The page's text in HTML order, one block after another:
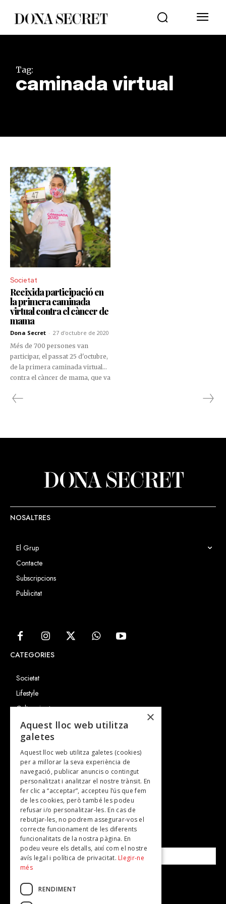
Tag:
caminada virtual
Societat
Reeixida participació en
la primera caminada
virtual contra el càncer de
mama
Dona Secret - 27 d'octubre de 2020
Més de 700 persones van
participar, el passat 25 d'octubre,
de la primera caminada virtual
contra el càncer de mama, que va
andorrana, ASSANDCA. L'edició
serveis que ofereix l'entitat.
NOSALTRES
El Grup
Contacte
Subscripcions
Publicitat
CATEGORIES
Societat
Lifestyle
Cultura i art
Entrevistes
Gastronomia
TV
Plans per fer
Revistes
SUBSCRIU-TE A LA NOSTRA NEWSLETTER!
Correu electrònic*
Accepto lapolítica de privacitat
×
Aquest lloc web utilitza
galetes
Aquest lloc web utilitza galetes (cookies)
per a millorar la seva experiència de
navegació, publicar anuncis o contingut
personalitzat i analitzar el nostre trànsit. En
fer clic a “acceptar”, accepteu l’ús que fem
de les cookies, però també les podeu
refusar i/o personalitzar-les. En cas de
rebutjar-les, no podrem assegurar-vos el
correcte funcionament de les diferents
funcionalitats de la nostra pàgina. En
podeu veure els detalls, així com el nostre
avís legal i política de privacitat. Llegir-ne
més
RENDIMENT